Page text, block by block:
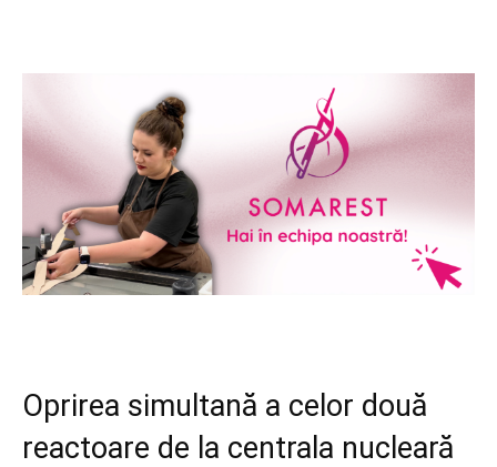
Oprirea simultană a celor două
reactoare de la centrala nucleară